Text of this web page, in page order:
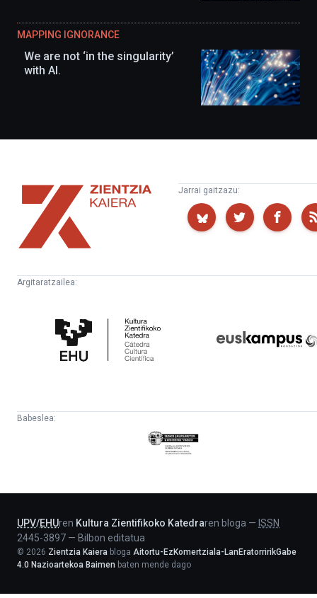
MAPPING IGNORANCE
We are not ‘in the singularity’
with AI.
Zientzia
Kaiera
Jarrai gaitzazu:
Argitaratzailea:
Zientifikoko
Katedra
Babeslea:
Eusko
Jaurlaritza
UPV/EHUren Kultura Zientifikoko Katedraren bloga — ISSN
2445-3897 — Bilbon editatua
© 2026 Zientzia Kaiera bloga Aitortu-EzKomertziala-LanEratorririkGabe
4.0 Nazioartekoa Baimen baten mende dago